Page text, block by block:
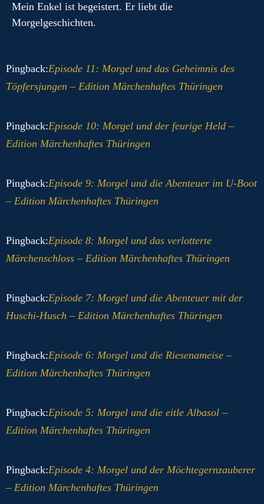
Mein Enkel ist begeistert. Er liebt die
Morgelgeschichten.
Pingback:Episode 11: Morgel und das Geheimnis des
Töpfersjungen – Edition Märchenhaftes Thüringen
Pingback:Episode 10: Morgel und der feurige Held –
Edition Märchenhaftes Thüringen
Pingback:Episode 9: Morgel und die Abenteuer im U-Boot
– Edition Märchenhaftes Thüringen
Pingback:Episode 8: Morgel und das verlotterte
Märchenschloss – Edition Märchenhaftes Thüringen
Pingback:Episode 7: Morgel und die Abenteuer mit der
Huschi-Husch – Edition Märchenhaftes Thüringen
Pingback:Episode 6: Morgel und die Riesenameise –
Edition Märchenhaftes Thüringen
Pingback:Episode 5: Morgel und die eitle Albasol –
Edition Märchenhaftes Thüringen
Pingback:Episode 4: Morgel und der Möchtegernzauberer
– Edition Märchenhaftes Thüringen